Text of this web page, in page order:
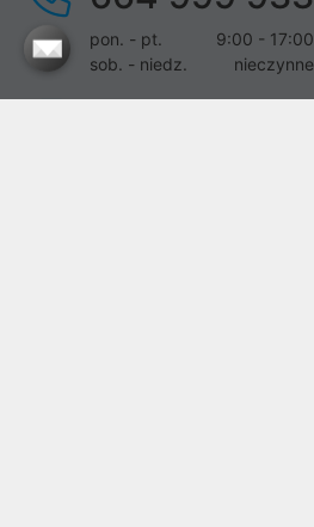
pon. - pt.
9:00 - 17:00
sob. - niedz.
nieczynne